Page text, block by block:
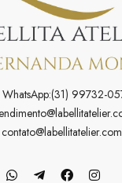
WhatsApp:(31) 99732-